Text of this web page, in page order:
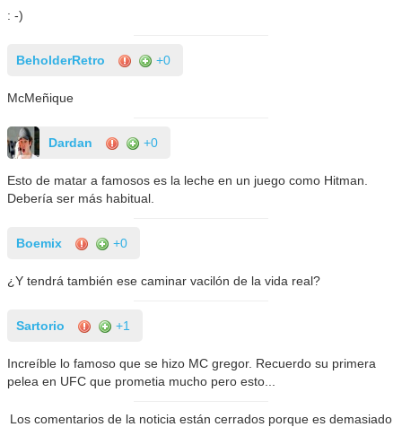
: -)
BeholderRetro +0
McMeñique
Dardan +0
Esto de matar a famosos es la leche en un juego como Hitman.
Debería ser más habitual.
Boemix +0
¿Y tendrá también ese caminar vacilón de la vida real?
Sartorio +1
Increíble lo famoso que se hizo MC gregor. Recuerdo su primera
pelea en UFC que prometia mucho pero esto...
Los comentarios de la noticia están cerrados porque es demasiado